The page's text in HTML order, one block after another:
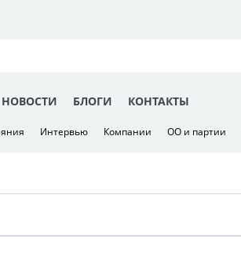
НОВОСТИ БЛОГИ КОНТАКТЫ
Интервью Компании ОО и партии